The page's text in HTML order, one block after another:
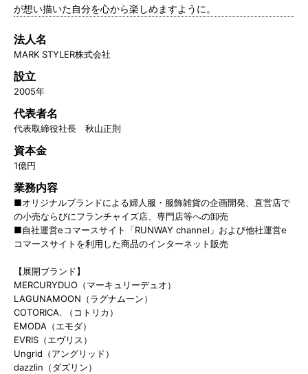
が想い描いた自分を心から楽しめますように。
法人名
MARK STYLER株式会社
設立
2005年
代表者名
代表取締役社長 秋山正則
資本金
1億円
業務内容
■オリジナルブランドによる婦人服・服飾雑貨の企画開発、直営店で
の小売ならびにフランチャイズ店、専門店等への卸売
■自社運営eコマースサイト「RUNWAY channel」および他社運営e
コマースサイトを利用した商品のインターネット販売
【展開ブランド】
MERCURYDUO（マーキュリーデュオ）
LAGUNAMOON（ラグナムーン）
COTORICA. （コトリカ）
EMODA（エモダ）
EVRIS（エヴリス）
Ungrid（アングリッド）
dazzlin（ダズリン）